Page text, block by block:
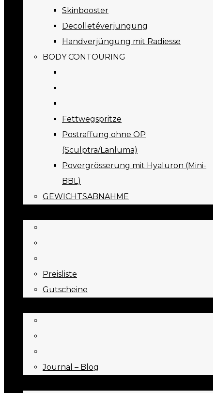
Skinbooster
Decolletéverjüngung
Handverjüngung mit Radiesse
BODY CONTOURING
Fettwegspritze
Postraffung ohne OP
(Sculptra/Lanluma)
Povergrösserung mit Hyaluron (Mini-
BBL)
GEWICHTSABNAHME
Preisliste
Gutscheine
Journal – Blog